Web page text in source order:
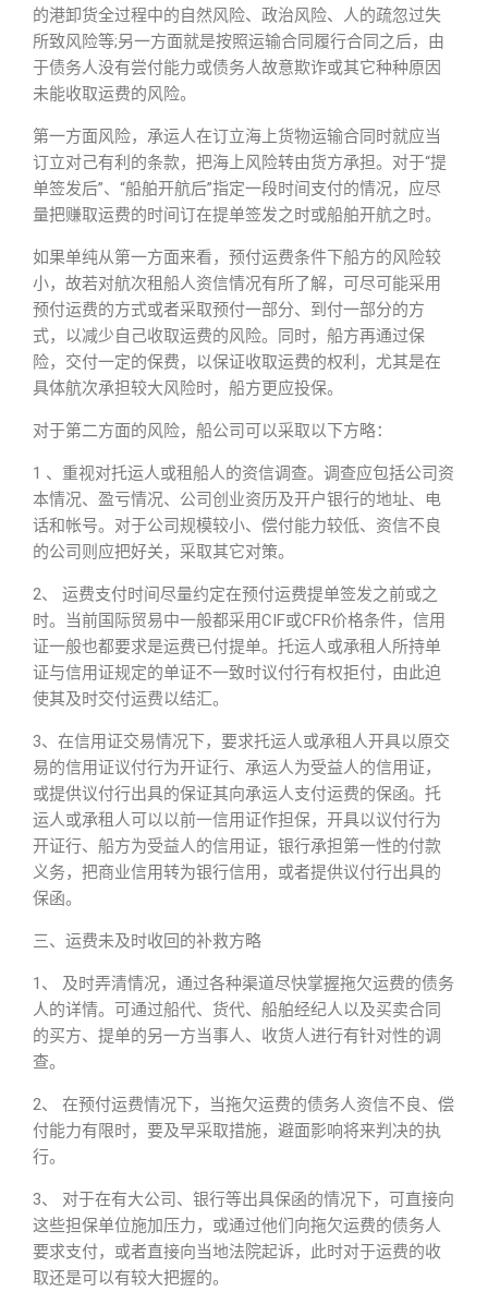
的港卸货全过程中的自然风险、政治风险、人的疏忽过失
所致风险等;另一方面就是按照运输合同履行合同之后，由
于债务人没有尝付能力或债务人故意欺诈或其它种种原因
未能收取运费的风险。
第一方面风险，承运人在订立海上货物运输合同时就应当
订立对己有利的条款，把海上风险转由货方承担。对于“提
单签发后”、“船舶开航后”指定一段时间支付的情况，应尽
量把赚取运费的时间订在提单签发之时或船舶开航之时。
如果单纯从第一方面来看，预付运费条件下船方的风险较
小，故若对航次租船人资信情况有所了解，可尽可能采用
预付运费的方式或者采取预付一部分、到付一部分的方
式，以减少自己收取运费的风险。同时，船方再通过保
险，交付一定的保费，以保证收取运费的权利，尤其是在
具体航次承担较大风险时，船方更应投保。
对于第二方面的风险，船公司可以采取以下方略：
1 、重视对托运人或租船人的资信调查。调查应包括公司资
本情况、盈亏情况、公司创业资历及开户银行的地址、电
话和帐号。对于公司规模较小、偿付能力较低、资信不良
的公司则应把好关，采取其它对策。
2、 运费支付时间尽量约定在预付运费提单签发之前或之
时。当前国际贸易中一般都采用CIF或CFR价格条件，信用
证一般也都要求是运费已付提单。托运人或承租人所持单
证与信用证规定的单证不一致时议付行有权拒付，由此迫
使其及时交付运费以结汇。
3、在信用证交易情况下，要求托运人或承租人开具以原交
易的信用证议付行为开证行、承运人为受益人的信用证，
或提供议付行出具的保证其向承运人支付运费的保函。托
运人或承租人可以以前一信用证作担保，开具以议付行为
开证行、船方为受益人的信用证，银行承担第一性的付款
义务，把商业信用转为银行信用，或者提供议付行出具的
保函。
三、运费未及时收回的补救方略
1、 及时弄清情况，通过各种渠道尽快掌握拖欠运费的债务
人的详情。可通过船代、货代、船舶经纪人以及买卖合同
的买方、提单的另一方当事人、收货人进行有针对性的调
查。
2、 在预付运费情况下，当拖欠运费的债务人资信不良、偿
付能力有限时，要及早采取措施，避面影响将来判决的执
行。
3、 对于在有大公司、银行等出具保函的情况下，可直接向
这些担保单位施加压力，或通过他们向拖欠运费的债务人
要求支付，或者直接向当地法院起诉，此时对于运费的收
取还是可以有较大把握的。